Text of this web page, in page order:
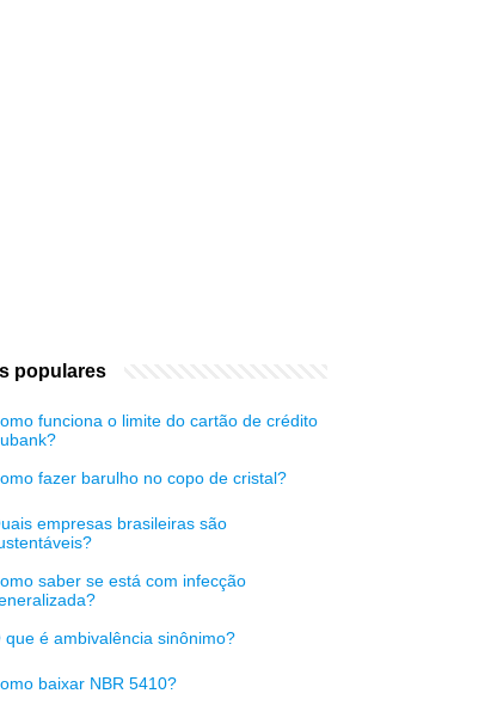
populares
funciona o limite do cartão de crédito
fazer barulho no copo de cristal?
empresas brasileiras são
saber se está com infecção
que é ambivalência sinônimo?
baixar NBR 5410?